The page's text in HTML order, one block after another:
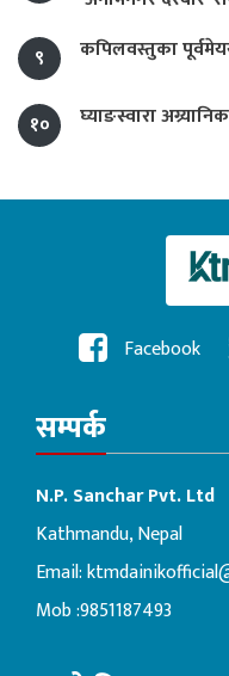
९
कपिलवस्तुका
१० घ्याङस्वारा
Facebook
सम्पर्क
N.P. Sanchar Pvt. Ltd
Kathmandu, Nepal
Email:
Mob :9851187493